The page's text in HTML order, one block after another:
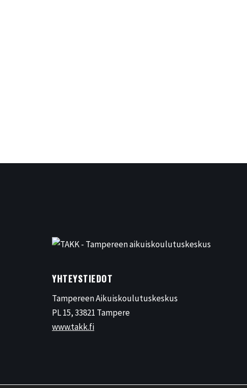
YHTEYSTIEDOT
Tampereen Aikuiskoulutuskeskus
PL 15, 33821 Tampere
www.takk.fi